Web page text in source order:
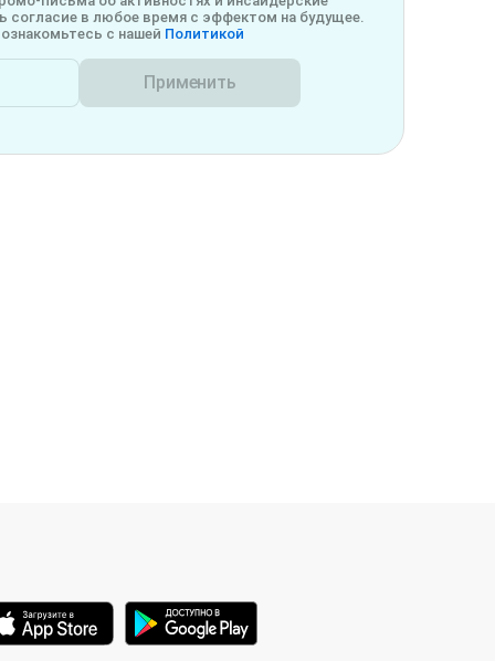
в любое время с эффектом на будущее.
с нашей Политикой
Применить